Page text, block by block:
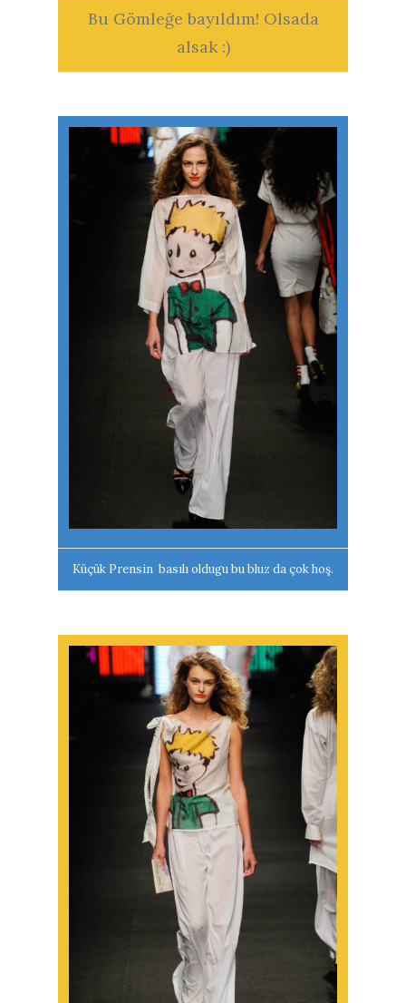
Bu Gömleğe bayıldım! Olsada
alsak :)
Küçük Prensin basılı oldugu bu bluz da çok hoş.